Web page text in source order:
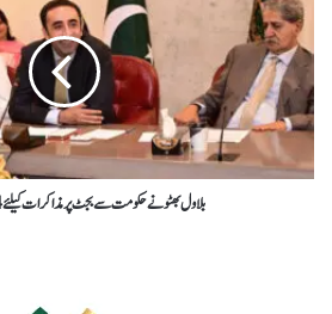
بلاول بھٹو نے حکومت سے بجٹ پرمذاکرات کیلئے4رکنی کمیٹی بنادی